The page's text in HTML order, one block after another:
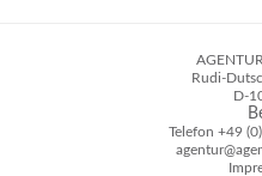
Rudi-
D-
Telefon +49